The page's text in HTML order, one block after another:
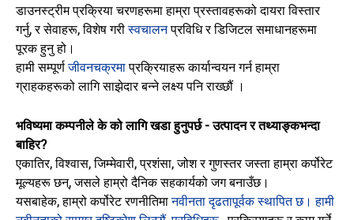
डाउनस्ट्रीम प्रक्रिया चरणहरूमा हाम्रा प्रस्तावहरूको दायरा विस्तार
गर्नु, र सेवाहरू, विशेष गरीस्वचालनप्रविधि र डिजिटल समाधानहरूमा
पूरक हुनु हो।
हामी सम्पूर्णजीवनचक्रमाप्रक्रियाहरू कार्यान्वयन गर्न हाम्रा
ग्राहकहरूको लागि साझेदार बन्ने लक्ष्य पनि राख्छौं ।
भविष्यमा कम्पनीले के को लागि खडा हुनुपर्छ - उत्पादन र तथ्याङ्कभन्दा
बाहिर?
एकातिर, विश्वास, जिम्मेवारी, प्रशंसा, जोश र गुणस्तर जस्ता हाम्रा कर्पोरेट
मूल्यहरू छन्, जसले हाम्रो दैनिक सहकार्यको जग बनाउँछ।
यसबाहेक,हाम्रो कर्पोरेट रणनीतिमानवीनता दृढतापूर्वक स्थापित छ। हामी